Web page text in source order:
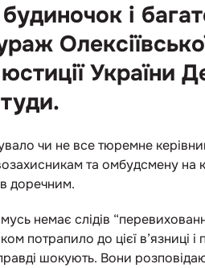
і
України
чи не все тюремне
та омбудсмену на
доречним.
немає слідів
потрапило до цієї в’язниці
шокують. Вони